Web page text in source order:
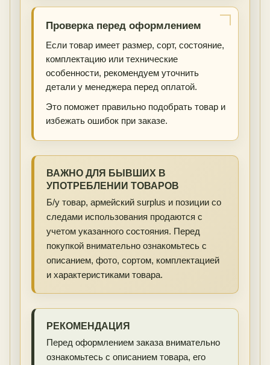
Проверка перед оформлением
Если товар имеет размер, сорт, состояние,
комплектацию или технические
особенности, рекомендуем уточнить
детали у менеджера перед оплатой.
Это поможет правильно подобрать товар и
избежать ошибок при заказе.
ВАЖНО ДЛЯ БЫВШИХ В
УПОТРЕБЛЕНИИ ТОВАРОВ
Б/у товар, армейский surplus и позиции со
следами использования продаются с
учетом указанного состояния. Перед
покупкой внимательно ознакомьтесь с
описанием, фото, сортом, комплектацией
и характеристиками товара.
РЕКОМЕНДАЦИЯ
Перед оформлением заказа внимательно
ознакомьтесь с описанием товара, его